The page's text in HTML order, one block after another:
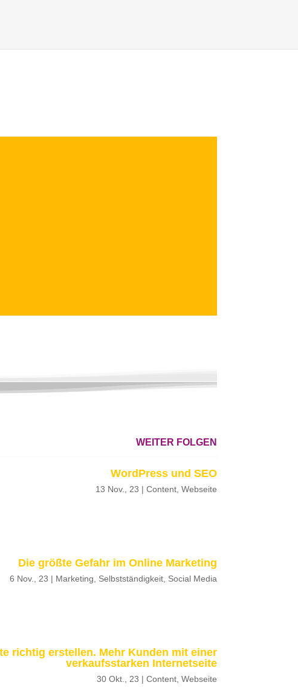
WEITER FOLGEN
WordPress und SEO
13 Nov., 23 | Content, Webseite
Die größte Gefahr im Online Marketing
6 Nov., 23 | Marketing Selbstständigkeit, Social Media
richtig erstellen. Mehr Kunden mit einer
verkaufsstarken Internetseite
30 Okt., 23 | Content, Webseite